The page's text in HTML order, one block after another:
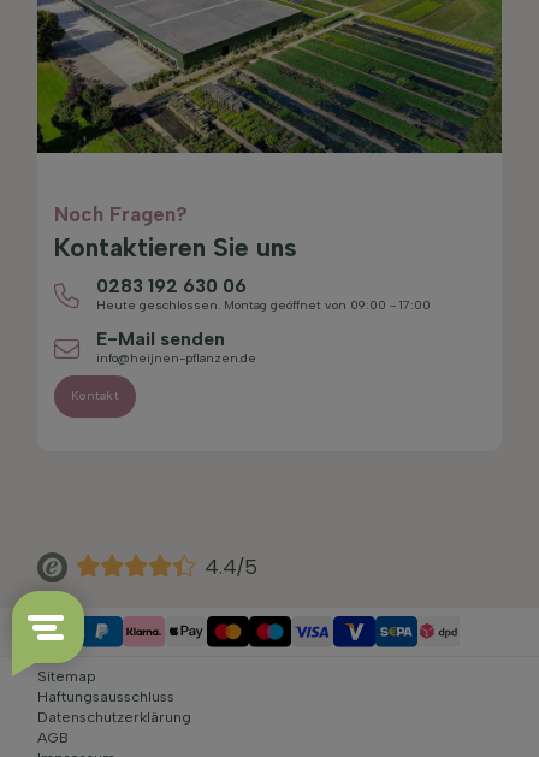
Noch Fragen?
Kontaktieren Sie uns
0283 192 630 06
Heute geschlossen. Montag geöffnet von 09:00 - 17:00
E-Mail senden
info@heijnen-pflanzen.de
Kontakt
4.4/5
Sitemap
Haftungsausschluss
Datenschutzerklärung
AGB